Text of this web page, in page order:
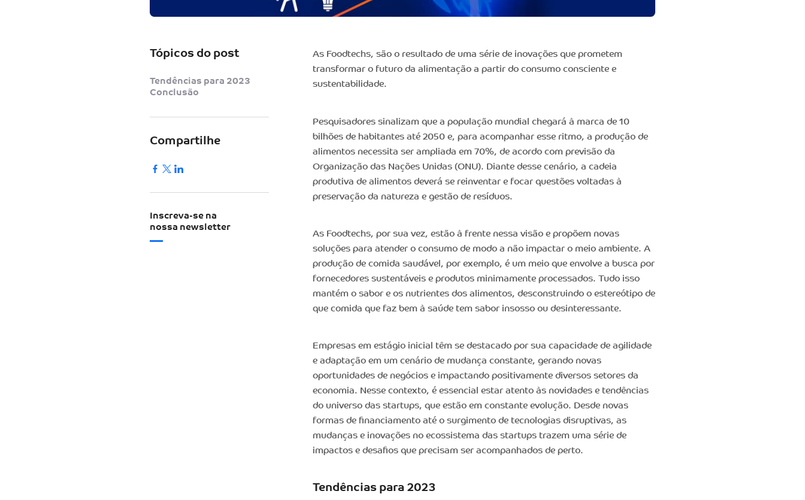
Tópicos do post
Tendências para 2023
Conclusão
Compartilhe
Inscreva-se na
nossa newsletter
As Foodtechs, são o resultado de uma série de inovações que prometem
transformar o futuro da alimentação a partir do consumo consciente e
sustentabilidade.
Pesquisadores sinalizam que a população mundial chegará à marca de 10
bilhões de habitantes até 2050 e, para acompanhar esse ritmo, a produção de
alimentos necessita ser ampliada em 70%, de acordo com previsão da
Organização das Nações Unidas (ONU). Diante desse cenário, a cadeia
produtiva de alimentos deverá se reinventar e focar questões voltadas à
preservação da natureza e gestão de resíduos.
As Foodtechs, por sua vez, estão à frente nessa visão e propõem novas
soluções para atender o consumo de modo a não impactar o meio ambiente. A
produção de comida saudável, por exemplo, é um meio que envolve a busca por
fornecedores sustentáveis e produtos minimamente processados. Tudo isso
mantém o sabor e os nutrientes dos alimentos, desconstruindo o estereótipo de
que comida que faz bem à saúde tem sabor insosso ou desinteressante.
Empresas em estágio inicial têm se destacado por sua capacidade de agilidade
e adaptação em um cenário de mudança constante, gerando novas
oportunidades de negócios e impactando positivamente diversos setores da
economia. Nesse contexto, é essencial estar atento às novidades e tendências
do universo das startups, que estão em constante evolução. Desde novas
formas de financiamento até o surgimento de tecnologias disruptivas, as
mudanças e inovações no ecossistema das startups trazem uma série de
impactos e desafios que precisam ser acompanhados de perto.
Tendências para 2023